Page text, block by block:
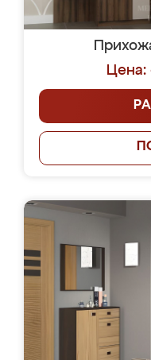
Цена: